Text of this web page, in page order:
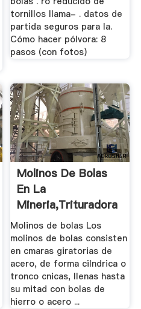
tornillos llama- . datos de
partida seguros para la.
Cómo hacer pólvora: 8
pasos (con fotos)
Molinos De Bolas
En La
Mineria,Trituradora
De .
Molinos de bolas Los
molinos de bolas consisten
en cmaras giratorias de
acero, de forma cilndrica o
tronco cnicas, llenas hasta
su mitad con bolas de
hierro o acero ...